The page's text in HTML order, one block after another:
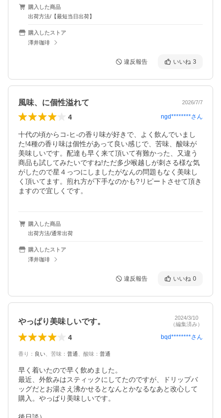
購入した商品
出荷方法/【最短当日出荷】
購入したストア
澤井珈琲
違反報告 いいね 3
風味、に個性溢れて 2026/7/7
4 ngd********さん
十代の頃からコ-ヒ-の香り味が好きで、よく飲んでいまし
た!4種の香り味は個性があって良い感じで、苦味、酸味が
美味しいです。配達も早く来て頂いて有難かった、又違う
商品も試してみたいですね!ただ多少喉越しが刺さる様な気
がしたので星４っつにしましたがなんの問題もなく美味し
く頂いてます。煎れ方が下手なのかも?リピートさせて頂き
ますので宜しくです。
購入した商品
出荷方法/通常出荷
購入したストア
澤井珈琲
違反報告 いいね 0
やっぱり美味しいです。
2024/3/10
（編集済み）
4 bqd********さん
香り ： 良い 苦味 ： 普通 酸味 ： 普通
早く着いたので早く飲めました。
最近、外飲みはスティックにしてたのですが、ドリップバ
ッグだとお湯さえ沸かせるとなんとかなるなあと改心して
購入。やっぱり美味しいです。